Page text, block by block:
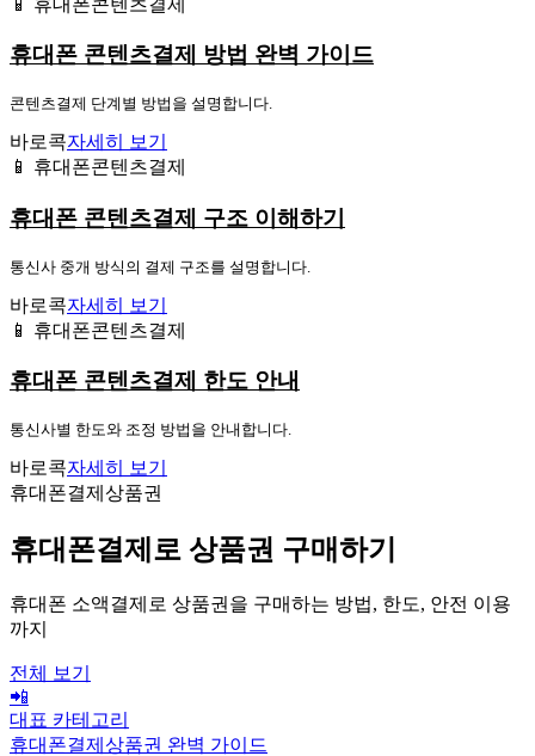
휴대폰 콘텐츠결제 방법 완벽 가이드
콘텐츠결제 단계별 방법을 설명합니다.
바로콕자세히 보기
📱 휴대폰콘텐츠결제
휴대폰 콘텐츠결제 구조 이해하기
통신사 중개 방식의 결제 구조를 설명합니다.
바로콕자세히 보기
📱 휴대폰콘텐츠결제
휴대폰 콘텐츠결제 한도 안내
통신사별 한도와 조정 방법을 안내합니다.
바로콕자세히 보기
휴대폰결제상품권
휴대폰결제로 상품권 구매하기
휴대폰 소액결제로 상품권을 구매하는 방법, 한도, 안전 이용
까지
전체 보기
📲
대표 카테고리
휴대폰결제상품권 완벽 가이드